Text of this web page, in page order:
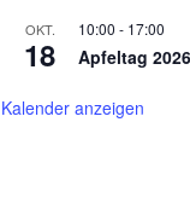
OKT.
18
10:00 - 17:00
Apfeltag 2026
Kalender anzeigen